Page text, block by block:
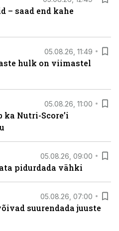
– saad end kahe
05.08.26, 11:49
hulk on viimastel
05.08.26, 11:00
Nutri-Score’i
05.08.26, 09:00
pidurdada vähki
05.08.26, 07:00
suurendada juuste